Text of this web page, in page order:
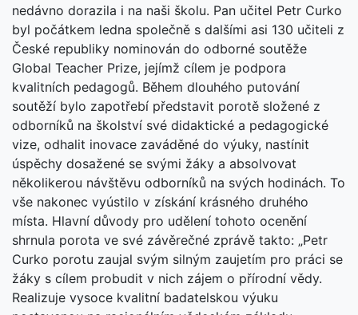
nedávno dorazila i na naši školu. Pan učitel Petr Curko
byl počátkem ledna společně s dalšími asi 130 učiteli z
České republiky nominován do odborné soutěže
Global Teacher Prize, jejímž cílem je podpora
kvalitních pedagogů. Během dlouhého putování
soutěží bylo zapotřebí představit porotě složené z
odborníků na školství své didaktické a pedagogické
vize, odhalit inovace zaváděné do výuky, nastínit
úspěchy dosažené se svými žáky a absolvovat
několikerou návštěvu odborníků na svých hodinách. To
vše nakonec vyústilo v získání krásného druhého
místa. Hlavní důvody pro udělení tohoto ocenění
shrnula porota ve své závěrečné zprávě takto: „Petr
Curko porotu zaujal svým silným zaujetím pro práci se
žáky s cílem probudit v nich zájem o přírodní vědy.
Realizuje vysoce kvalitní badatelskou výuku